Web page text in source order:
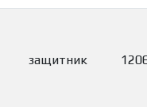
защитник 1206